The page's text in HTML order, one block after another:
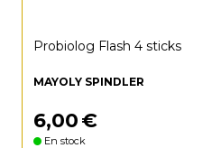
Probiolog Flash 4 sticks
MAYOLY SPINDLER
6,00€
En stock